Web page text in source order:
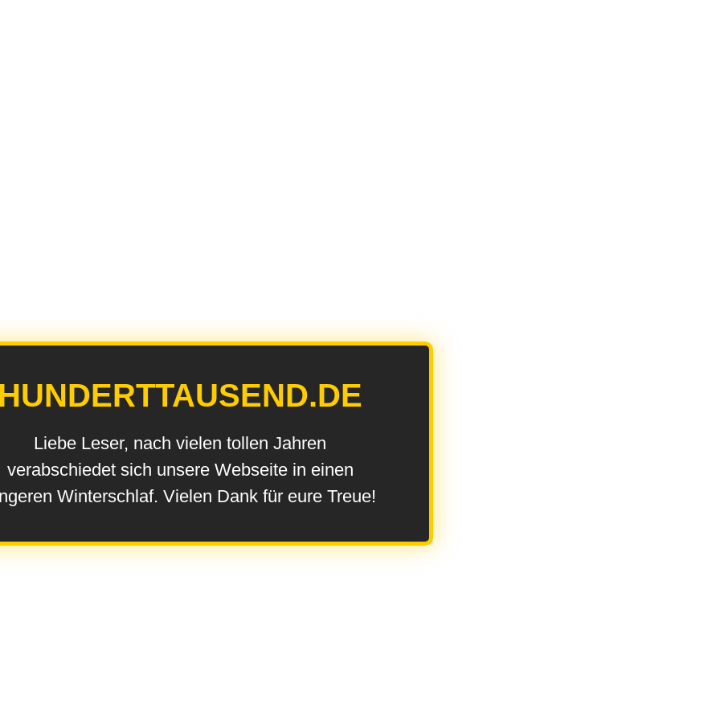
Liebe Leser, nach vielen tollen Jahren
verabschiedet sich unsere Webseite in einen
Winterschlaf. Vielen Dank für eure Treue!